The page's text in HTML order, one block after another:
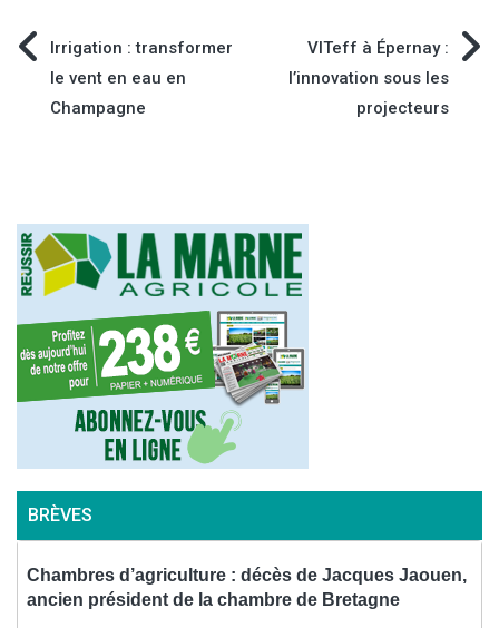
Navigation
de
Irrigation : transformer
le vent en eau en
Champagne
VITeff à Épernay :
l’innovation sous les
projecteurs
BRÈVES
Chambres d’agriculture : décès de Jacques Jaouen,
ancien président de la chambre de Bretagne